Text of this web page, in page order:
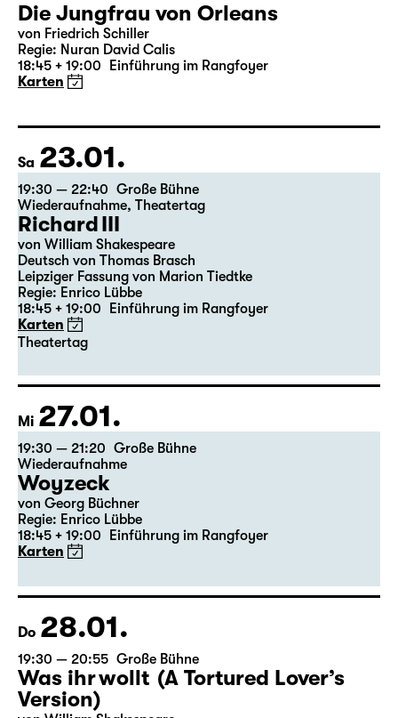
Fr 22.01.
19:30 — 22:35 Große Bühne
Die Jungfrau von Orleans
18:45 + 19:00 Einführung im Rangfoyer
Karten
Sa 23.01.
19:30 — 22:40 Große Bühne
Wiederaufnahme,Theatertag
Richard III
von William Shakespeare
Deutsch von Thomas Brasch
Leipziger Fassung von Marion Tiedtke
18:45 + 19:00 Einführung im Rangfoyer
Karten
Theatertag
Mi 27.01.
19:30 — 21:20 Große Bühne
Wiederaufnahme
Woyzeck
Regie: Enrico Lübbe
18:45 + 19:00 Einführung im Rangfoyer
Karten
Do 28.01.